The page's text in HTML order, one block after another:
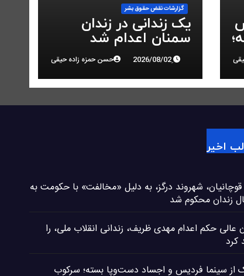
گزارشات نقض حقوق بشر
یک زندانی در زندان
سمنان اعدام شد
حسن حمزه زاده حیقی
اخیر
قوچانیان، شهروند درگز، به دلیل «مخالفت» با حکومت به
عالی حکم اعدام مهدی ظریف، زندانی انقلاب ملی، را
کرد
از سینما فردیس و اجساد دست‌وپا بسته؛ سرکوب